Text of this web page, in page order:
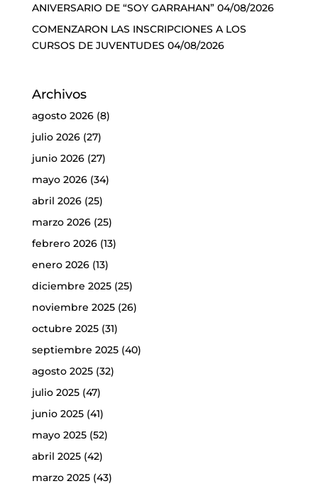
ANIVERSARIO DE “SOY GARRAHAN” 04/08/2026
COMENZARON LAS INSCRIPCIONES A LOS
CURSOS DE JUVENTUDES 04/08/2026
Archivos
agosto 2026(8)
julio 2026(27)
junio 2026(27)
mayo 2026(34)
abril 2026(25)
marzo 2026(25)
febrero 2026(13)
enero 2026(13)
diciembre 2025(25)
noviembre 2025(26)
octubre 2025(31)
septiembre 2025(40)
agosto 2025(32)
julio 2025(47)
junio 2025(41)
mayo 2025(52)
abril 2025(42)
marzo 2025(43)